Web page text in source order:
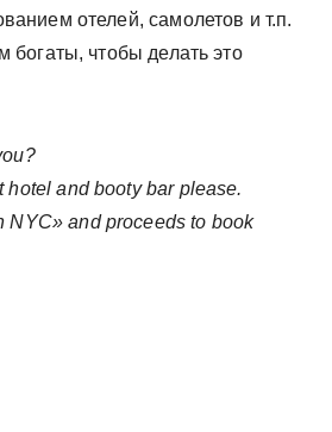
отелей, самолетов и т.п.
чтобы делать это
hotel and booty bar please.
NYC» and proceeds to book